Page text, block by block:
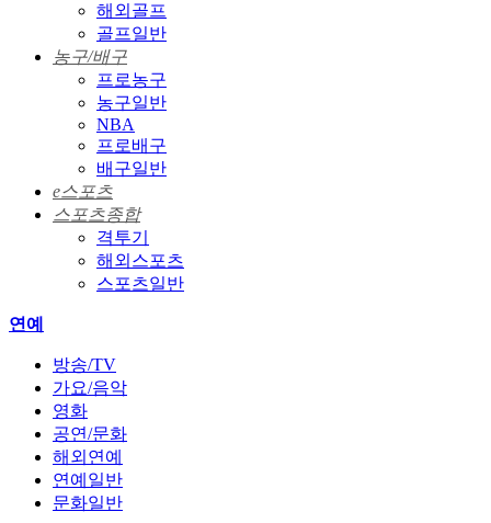
해외골프
골프일반
농구/배구
프로농구
농구일반
NBA
프로배구
배구일반
e스포츠
스포츠종합
격투기
해외스포츠
스포츠일반
연예
방송/TV
가요/음악
영화
공연/문화
해외연예
연예일반
문화일반